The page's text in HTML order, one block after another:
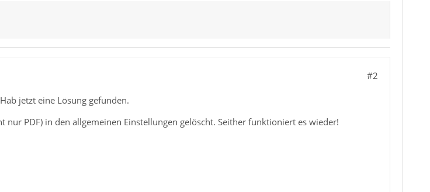
#2
jetzt eine Lösung gefunden.
nur PDF) in den allgemeinen Einstellungen gelöscht. Seither funktioniert es wieder!